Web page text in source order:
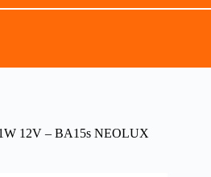
12V – BA15s NEOLUX